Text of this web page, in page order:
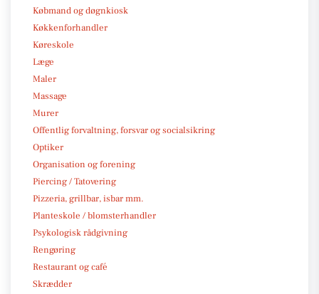
Købmand og døgnkiosk
Køkkenforhandler
Køreskole
Læge
Maler
Massage
Murer
Offentlig forvaltning, forsvar og socialsikring
Optiker
Organisation og forening
Piercing / Tatovering
Pizzeria, grillbar, isbar mm.
Planteskole / blomsterhandler
Psykologisk rådgivning
Rengøring
Restaurant og café
Skrædder